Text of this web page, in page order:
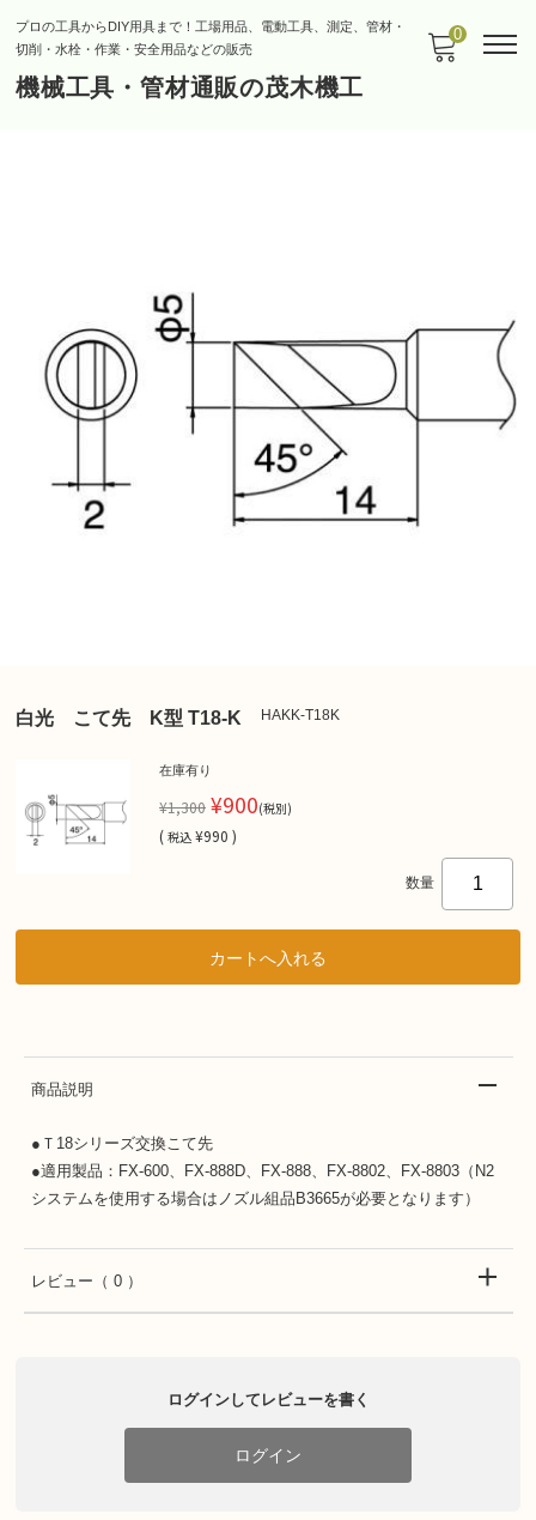
プロの工具からDIY用具まで！工場用品、電動工具、測定、管材・
切削・水栓・作業・安全用品などの販売
機械工具・管材通販の茂木機工
0
白光 こて先 K型 T18-K HAKK-T18K
在庫有り
¥1,300 ¥900(税別)
( 税込 ¥990 )
数量
商品説明
●Ｔ18シリーズ交換こて先
●適用製品：FX-600、FX-888D、FX-888、FX-8802、FX-8803（N2
システムを使用する場合はノズル組品B3665が必要となります）
レビュー （ 0 ）
ログインしてレビューを書く
ログイン